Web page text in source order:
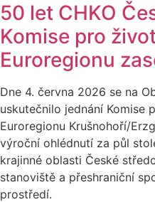
50 let CHKO
Komise pro
Euroregionu
Dne 4. června 2026 se na
uskutečnilo jednání Komise
Euroregionu Krušnohoří/
výroční ohlédnutí za půl
krajinné oblasti České
stanoviště a přeshraniční
prostředí.